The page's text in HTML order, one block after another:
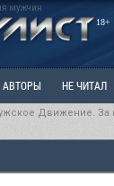
мужчин
18+
АВТОРЫ НЕ ЧИТАЛ
САНЧАС
Движение. За